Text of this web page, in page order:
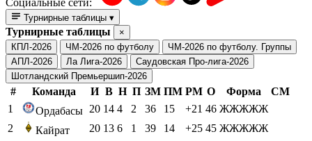
Социальные сети:
Турнирные таблицы ▾
Турнирные таблицы
×
КПЛ-2026
ЧМ-2026 по футболу
ЧМ-2026 по футболу. Группы
АПЛ-2026
Ла Лига-2026
Саудовская Про-лига-2026
Шотландский Премьершип-2026
# Команда И В Н П ЗМ ПМ РМ О Форма
СМ
1
Ордабасы 20 14 4 2 36 15 +21 46 ЖЖЖЖЖ
2
Кайрат 20 13 6 1 39 14 +25 45 ЖЖЖЖЖ